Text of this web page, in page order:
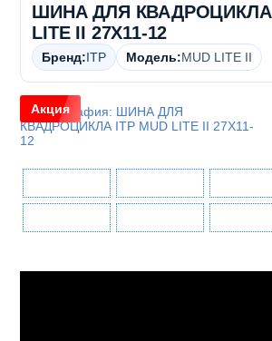
ШИНА ДЛЯ КВАДРОЦИКЛА
LITE II 27X11-12
Бренд:ITP Модель:MUD LITE II
Акция